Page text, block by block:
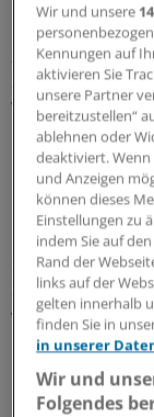
Insbesondere
zunehmende
Warteliste.
Im Jahr 2010
Patienten auf
Patienten ein
Selbst für
dem
Wartezeit
Monaten. Diese
Intensivstation
Wir und unsere
Kennungen auf
aktivieren Sie
unsere Partner
bereitzustellen“
ablehnen oder
deaktiviert.
und Anzeigen
können dieses
Einstellungen zu
indem Sie auf
Rand der
links auf der
gelten innerhalb
finden Sie in
in unserer
Wir und
Folgendes